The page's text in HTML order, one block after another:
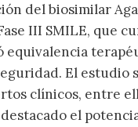
del biosimilar
III SMILE, que
equivalencia
El estudio
clínicos, entre
el